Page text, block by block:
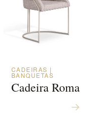
CADEIRAS |
BANQUETAS
Cadeira Roma